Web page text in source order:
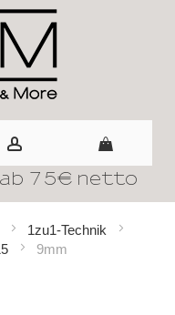
75€ netto
1zu1-Technik
9mm